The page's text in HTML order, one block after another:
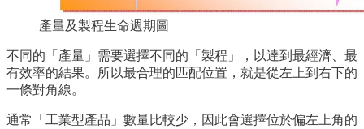
產量及製程生命週期圖
不同的「產量」需要選擇不同的「製程」，以達到最經濟、最
有效率的結果。所以最合理的匹配位置，就是從左上到右下的
一條對角線。
通常「工業型產品」數量比較少，因此會選擇位於偏左上角的